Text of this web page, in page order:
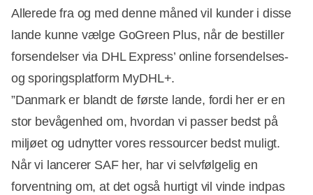
Allerede fra og med denne måned vil kunder i disse
lande kunne vælge GoGreen Plus, når de bestiller
forsendelser via DHL Express’ online forsendelses-
og sporingsplatform MyDHL+.
”Danmark er blandt de første lande, fordi her er en
stor bevågenhed om, hvordan vi passer bedst på
miljøet og udnytter vores ressourcer bedst muligt.
Når vi lancerer SAF her, har vi selvfølgelig en
forventning om, at det også hurtigt vil vinde indpas